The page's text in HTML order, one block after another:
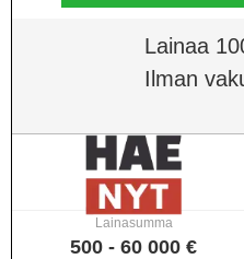
Lainaa
Ilman
Lainasumma
500 - 60 000 €